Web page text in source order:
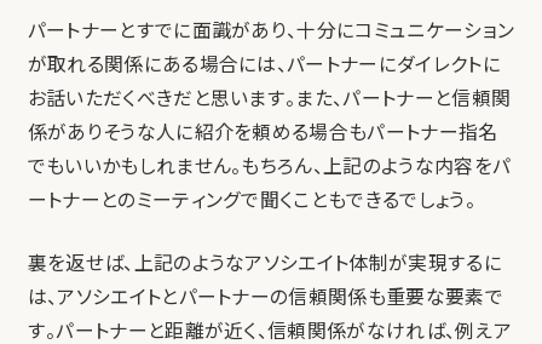
パートナーとすでに面識があり、十分にコミュニケーション
が取れる関係にある場合には、パートナーにダイレクトに
お話いただくべきだと思います。また、パートナーと信頼関
係がありそうな人に紹介を頼める場合もパートナー指名
でもいいかもしれません。もちろん、上記のような内容をパ
ートナーとのミーティングで聞くこともできるでしょう。
裏を返せば、上記のようなアソシエイト体制が実現するに
は、アソシエイトとパートナーの信頼関係も重要な要素で
す。パートナーと距離が近く、信頼関係がなければ、例えア